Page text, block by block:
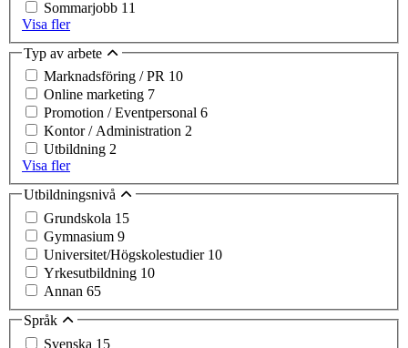
Sommarjobb 11
Visa fler
Typ av arbete
Marknadsföring / PR 10
Online marketing 7
Promotion / Eventpersonal 6
Kontor / Administration 2
Utbildning 2
Visa fler
Utbildningsnivå
Grundskola 15
Gymnasium 9
Universitet/Högskolestudier 10
Yrkesutbildning 10
Annan 65
Språk
Svenska 15